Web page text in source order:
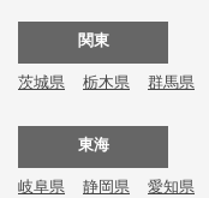
関東
茨城県 栃木県 群馬県
東海
岐阜県 静岡県 愛知県